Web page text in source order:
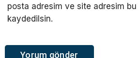
posta adresim ve site adresim bu
kaydedilsin.